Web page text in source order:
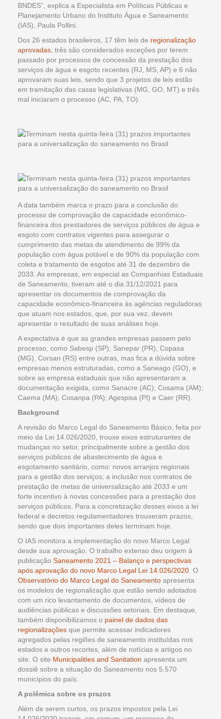
BNDES”, explica a Especialista em Políticas Públicas e
Planejamento Urbano do Instituto Água e Saneamento
(IAS), Paula Pollini.
Dos 26 estados brasileiros, 17 têm leis de regionalização
aprovadas , três são considerados exceções por terem
passado por processos de concessão da prestação dos
serviços de água e esgoto recentes (RJ, MS, AP) e 6 não
aprovaram suas leis, sendo que 3 projetos de leis estão
em tramitação das casas legislativas (MG, GO, MT) e três
mal iniciaram o processo (AC, PA, TO).
A data também marca o prazo para a conclusão do
processo de comprovação de capacidade econômico-
financeira dos prestadores de serviços públicos de água e
esgoto com contratos vigentes para assegurar o
cumprimento das metas de atendimento de 99% da
população com água potável e de 90% da população com
coleta e tratamento de esgotos até 31 de dezembro de
2033. As empresas, em especial as Companhias Estaduais
de Saneamento, tiveram até o dia 31/12/2021 para
apresentar os documentos de comprovação da
capacidade econômico-financeira às agências reguladoras
que atuam nos estados, que, por sua vez, devem
apresentar o resultado de suas análises hoje.
A expectativa é que as grandes empresas passem pelo
processo, como Sabesp (SP), Sanepar (PR), Copasa
(MG), Corsan (RS) entre outras, mas fica a dúvida sobre
empresas menos estruturadas, como a Saneago (GO), e
sobre as empresa estaduais que não apresentaram a
documentação exigida, como Sanacre (AC); Cosama (AM);
Caema (MA); Cosanpa (PA); Agespisa (PI) e Caer (RR).
Background
A revisão do Marco Legal do Saneamento Básico, feita por
meio da Lei 14.026/2020, trouxe eixos estruturantes de
mudanças no setor, principalmente sobre a gestão dos
serviços públicos de abastecimento de água e
esgotamento sanitário, como: novos arranjos regionais
para a gestão dos serviços; a inclusão nos contratos de
prestação de metas de universalização até 2033 e um
forte incentivo à novas concessões para a prestação dos
serviços públicos. Para a concretização desses eixos a lei
federal e decretos regulamentadores trouxeram prazos,
sendo que dois importantes deles terminam hoje.
O IAS monitora a implementação do novo Marco Legal
desde sua aprovação. O trabalho extenso deu origem à
publicação Saneamento 2021 – Balanço e perspectivas
após aprovação do novo Marco Legal Lei 14.026/2020 . O
Observatório do Marco Legal do Saneamento apresenta
os modelos de regionalização que estão sendo adotados
com um rico levantamento de documentos, vídeos de
audiências públicas e discussões setoriais. Em destaque,
também disponibilizamos o painel de dados das
regionalizações que permite acessar indicadores
agregados pelas regiões de saneamento instituídas nos
estados e outros recortes, além de notícias e artigos no
site. O site Municipalities and Sanitation apresenta um
dossiê sobre a situação do Saneamento nos 5.570
municípios do país.
A polêmica sobre os prazos
Além de serem curtos, os prazos impostos pela Lei